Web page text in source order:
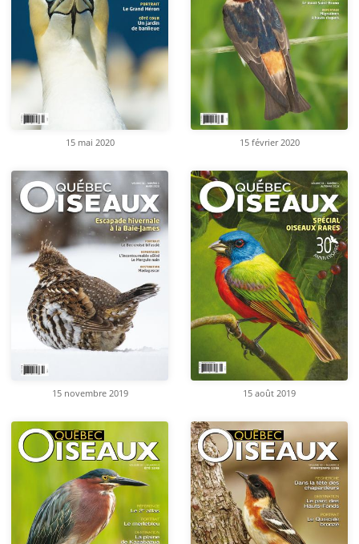
15 mai 2020 15 février 2020
15 novembre 2019 15 août 2019